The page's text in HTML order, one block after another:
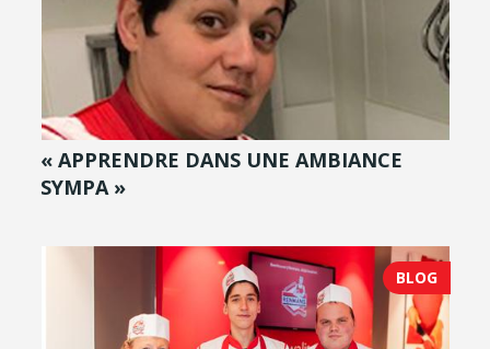
« APPRENDRE DANS UNE AMBIANCE
SYMPA »
BLOG